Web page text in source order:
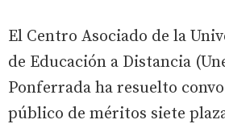
El Centro Asociado de la
de Educación a Distancia
Ponferrada ha resuelto
público de méritos siete